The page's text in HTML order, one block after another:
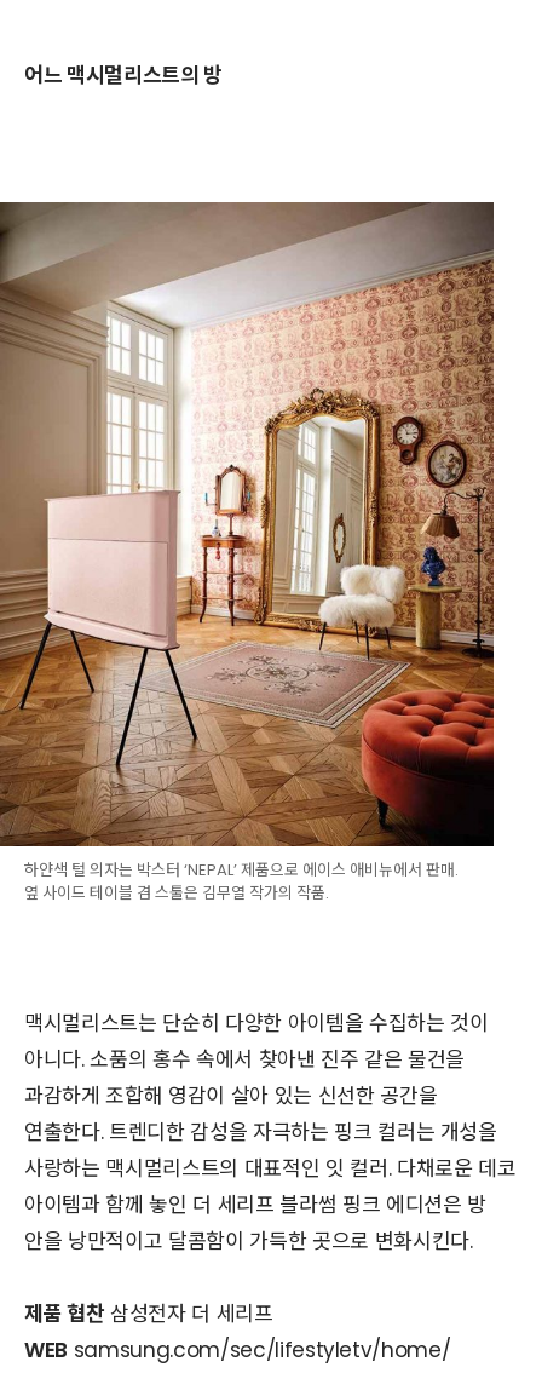
어느 맥시멀리스트의 방
하얀색 털 의자는 박스터 ‘NEPAL’ 제품으로 에이스 애비뉴에서 판매.
옆 사이드 테이블 겸 스툴은 김무열 작가의 작품.
맥시멀리스트는 단순히 다양한 아이템을 수집하는 것이
아니다. 소품의 홍수 속에서 찾아낸 진주 같은 물건을
과감하게 조합해 영감이 살아 있는 신선한 공간을
연출한다. 트렌디한 감성을 자극하는 핑크 컬러는 개성을
사랑하는 맥시멀리스트의 대표적인 잇 컬러. 다채로운 데코
아이템과 함께 놓인 더 세리프 블라썸 핑크 에디션은 방
안을 낭만적이고 달콤함이 가득한 곳으로 변화시킨다.
제품 협찬 삼성전자 더 세리프
WEB samsung.com/sec/lifestyletv/home/